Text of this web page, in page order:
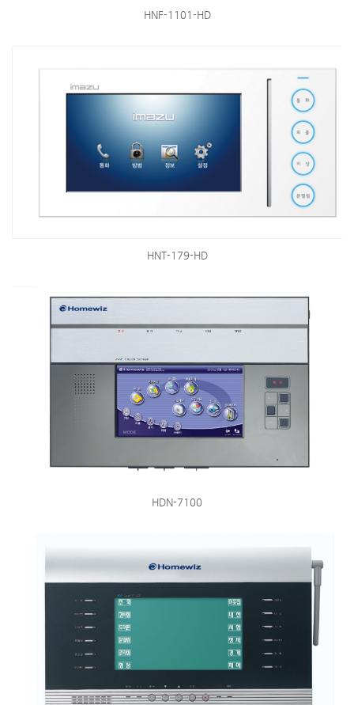
HNF-1101-HD
HNT-179-HD
HDN-7100